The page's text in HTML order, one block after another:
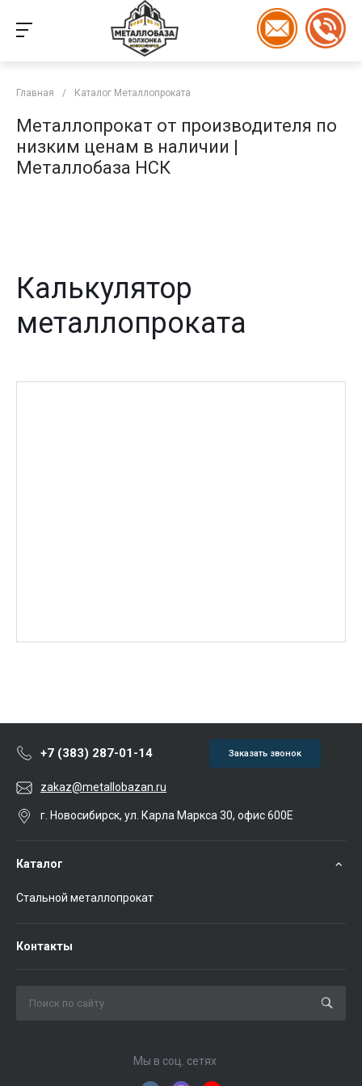
Главная / Каталог Металлопроката
Металлопрокат от производителя по
низким ценам в наличии |
Металлобаза НСК
Калькулятор
металлопроката
+7 (383) 287-01-14 Заказать звонок
zakaz@metallobazan.ru
г. Новосибирск, ул. Карла Маркса 30, офис 600Е
Каталог
Стальной металлопрокат
Контакты
Мы в соц. сетях